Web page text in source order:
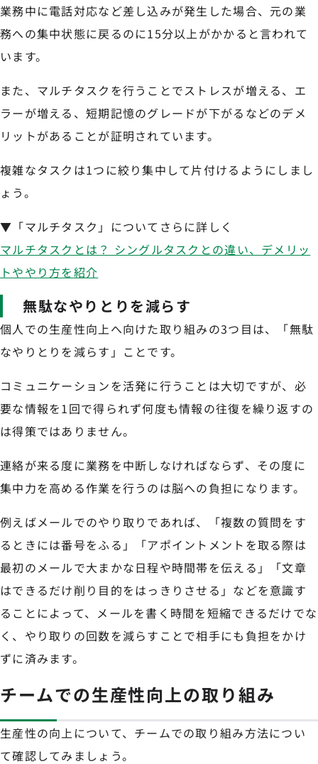
業務中に電話対応など差し込みが発生した場合、元の業
務への集中状態に戻るのに15分以上がかかると言われて
います。
また、マルチタスクを行うことでストレスが増える、エ
ラーが増える、短期記憶のグレードが下がるなどのデメ
リットがあることが証明されています。
複雑なタスクは1つに絞り集中して片付けるようにしまし
ょう。
▼「マルチタスク」についてさらに詳しく
マルチタスクとは？ シングルタスクとの違い、デメリッ
トややり方を紹介
無駄なやりとりを減らす
個人での生産性向上へ向けた取り組みの3つ目は、「無駄
なやりとりを減らす」ことです。
コミュニケーションを活発に行うことは大切ですが、必
要な情報を1回で得られず何度も情報の往復を繰り返すの
は得策ではありません。
連絡が来る度に業務を中断しなければならず、その度に
集中力を高める作業を行うのは脳への負担になります。
例えばメールでのやり取りであれば、「複数の質問をす
るときには番号をふる」「アポイントメントを取る際は
最初のメールで大まかな日程や時間帯を伝える」「文章
はできるだけ削り目的をはっきりさせる」などを意識す
ることによって、メールを書く時間を短縮できるだけでな
く、やり取りの回数を減らすことで相手にも負担をかけ
ずに済みます。
チームでの生産性向上の取り組み
生産性の向上について、チームでの取り組み方法につい
て確認してみましょう。